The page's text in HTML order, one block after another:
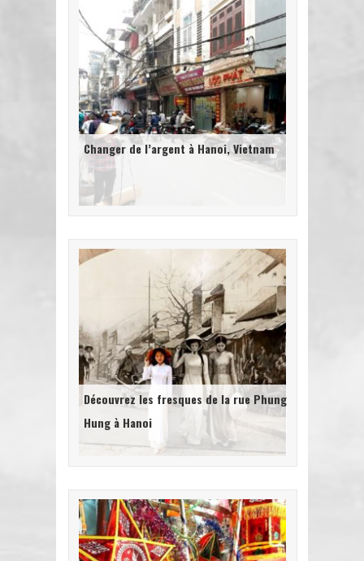
Changer de l’argent à Hanoi, Vietnam
Découvrez les fresques de la rue Phung
Hung à Hanoi